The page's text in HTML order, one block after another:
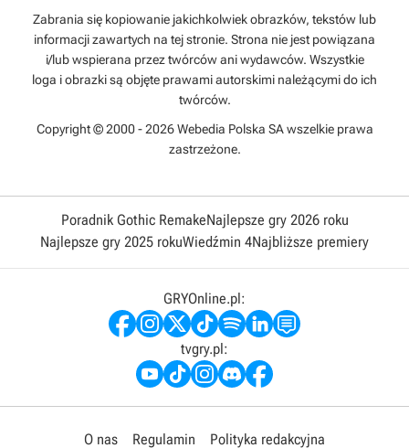
Zabrania się kopiowanie jakichkolwiek obrazków, tekstów lub
informacji zawartych na tej stronie. Strona nie jest powiązana
i/lub wspierana przez twórców ani wydawców. Wszystkie
loga i obrazki są objęte prawami autorskimi należącymi do ich
twórców.
Copyright © 2000 - 2026 Webedia Polska SA wszelkie prawa
zastrzeżone.
Poradnik Gothic RemakeNajlepsze gry 2026 roku
Najlepsze gry 2025 rokuWiedźmin 4Najbliższe premiery
GRYOnline.pl:
tvgry.pl:
O nas Regulamin Polityka redakcyjna